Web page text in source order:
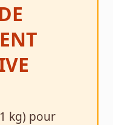
kg) pour